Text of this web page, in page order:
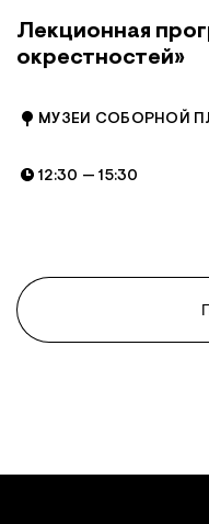
Лекционная
окрестностей»
МУЗЕИ СОБОРНОЙ
12:30 —15:30